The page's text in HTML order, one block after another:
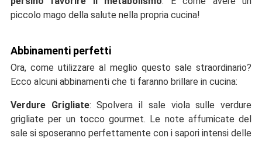
piccolo mago della salute nella propria cucina!
Abbinamenti perfetti
Ora, come utilizzare al meglio questo sale straordinario?
Ecco alcuni abbinamenti che ti faranno brillare in cucina:
Verdure Grigliate: Spolvera il sale viola sulle verdure
grigliate per un tocco gourmet. Le note affumicate del
sale si sposeranno perfettamente con i sapori intensi delle